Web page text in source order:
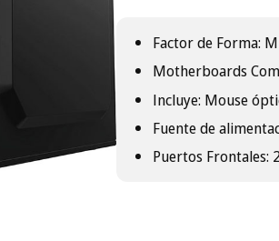
Factor de Forma:
Motherboards
Incluye: Mouse
Fuente de
Puertos Frontales: